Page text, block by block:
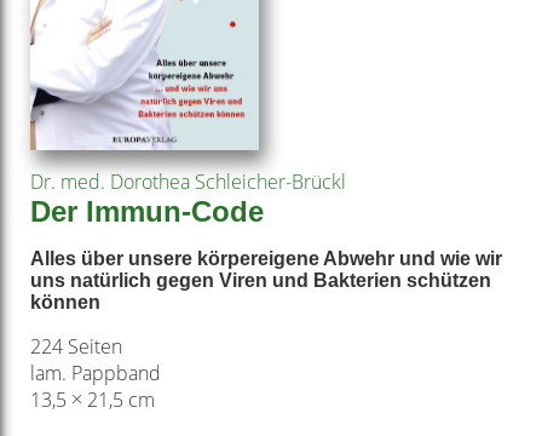
Dr. med. Dorothea Schleicher-Brückl
Der Immun-Code
Alles über unsere körpereigene Abwehr und wie wir
uns natürlich gegen Viren und Bakterien schützen
können
224 Seiten
lam. Pappband
13,5 × 21,5 cm